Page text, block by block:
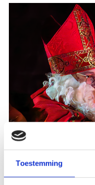
Toestemming
Registration required